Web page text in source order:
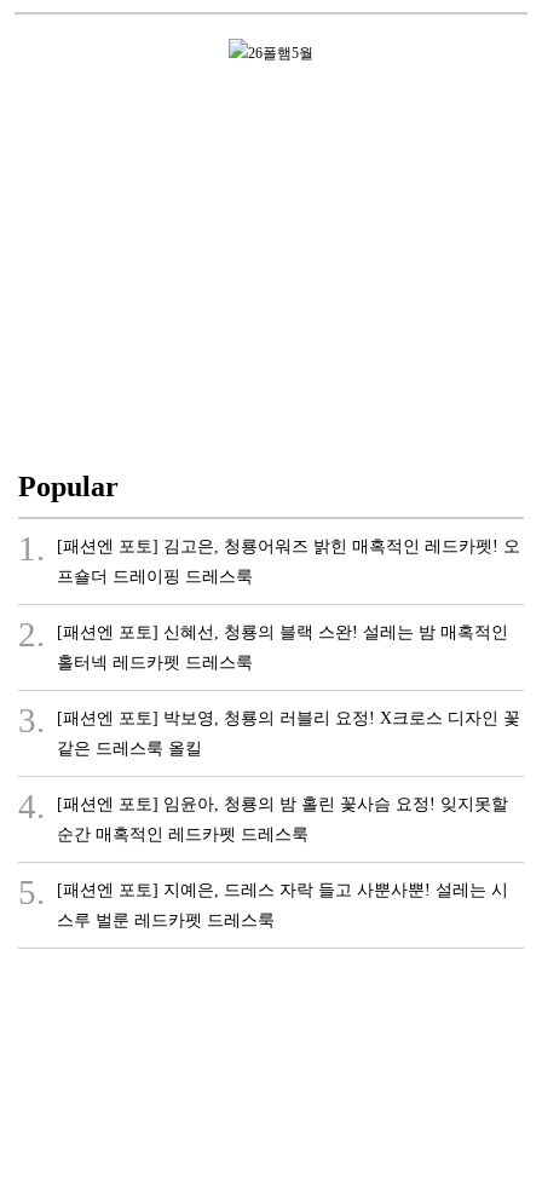
Popular
1.
[패션엔 포토] 김고은, 청룡어워즈 밝힌 매혹적인 레드카펫! 오
프숄더 드레이핑 드레스룩
2.
[패션엔 포토] 신혜선, 청룡의 블랙 스완! 설레는 밤 매혹적인
홀터넥 레드카펫 드레스룩
3.
[패션엔 포토] 박보영, 청룡의 러블리 요정! X크로스 디자인 꽃
같은 드레스룩 올킬
4.
[패션엔 포토] 임윤아, 청룡의 밤 홀린 꽃사슴 요정! 잊지못할
순간 매혹적인 레드카펫 드레스룩
5.
[패션엔 포토] 지예은, 드레스 자락 들고 사뿐사뿐! 설레는 시
스루 벌룬 레드카펫 드레스룩